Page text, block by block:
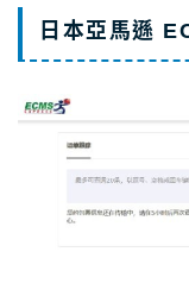
日本亞馬遜